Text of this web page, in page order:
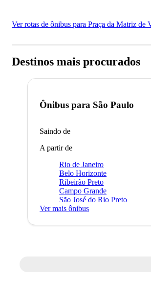
Ver rotas de ônibus para Praça da Matriz de
Destinos mais procurados
Ônibus para São Paulo
Saindo de
A partir de
Rio de Janeiro
Belo Horizonte
Ribeirão Preto
Campo Grande
São José do Rio Preto
Ver mais ônibus